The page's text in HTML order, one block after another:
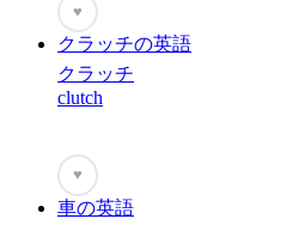
♥
クラッチの英語
クラッチ
clutch
♥
車の英語